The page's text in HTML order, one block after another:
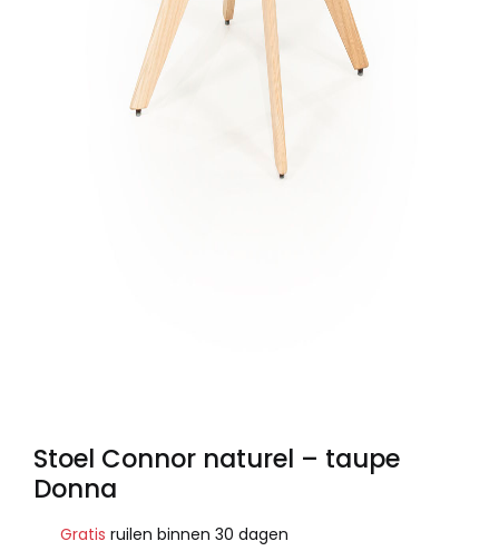
Stoel Connor naturel – taupe
Donna
Gratis ruilen binnen 30 dagen